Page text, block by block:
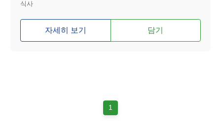
식사
자세히 보기 담기
1